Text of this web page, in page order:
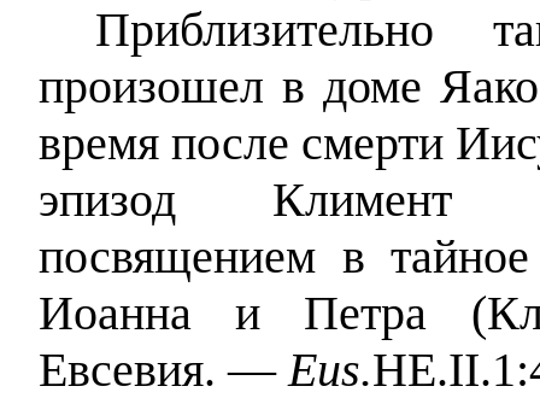
Приблизительно
произошел в доме
время после смерти
эпизод Климент
посвящением в
Иоанна и Петра
Евсевия. — Eus.